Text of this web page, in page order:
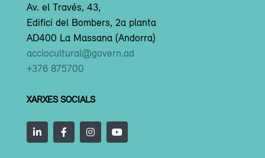
Av. el Través, 43,
Edifici del Bombers, 2a planta
AD400 La Massana (Andorra)
acciocultural@govern.ad
+376 875700
XARXES SOCIALS